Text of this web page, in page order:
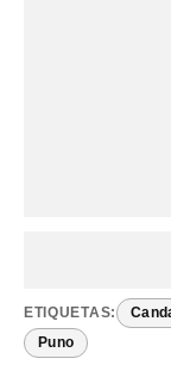
ETIQUETAS:
Puno